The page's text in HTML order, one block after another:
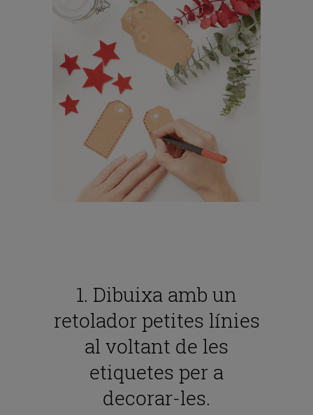
1. Dibuixa amb un
retolador petites línies
al voltant de les
etiquetes per a
decorar-les.